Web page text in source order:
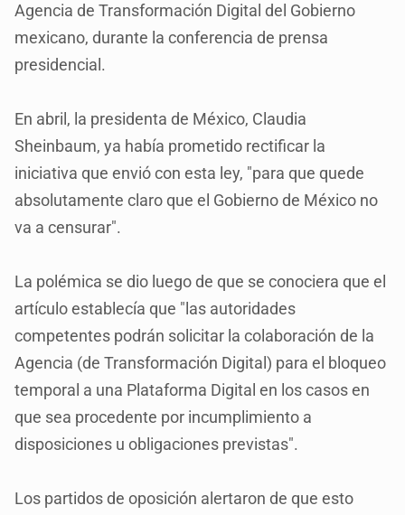
Agencia de Transformación Digital del Gobierno
mexicano, durante la conferencia de prensa
presidencial.
En abril, la presidenta de México, Claudia
Sheinbaum, ya había prometido rectificar la
iniciativa que envió con esta ley, "para que quede
absolutamente claro que el Gobierno de México no
va a censurar".
La polémica se dio luego de que se conociera que el
artículo establecía que "las autoridades
competentes podrán solicitar la colaboración de la
Agencia (de Transformación Digital) para el bloqueo
temporal a una Plataforma Digital en los casos en
que sea procedente por incumplimiento a
disposiciones u obligaciones previstas".
Los partidos de oposición alertaron de que esto